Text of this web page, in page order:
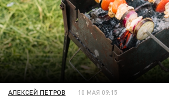
АЛЕКСЕЙ ПЕТРОВ 10 МАЯ 09:15